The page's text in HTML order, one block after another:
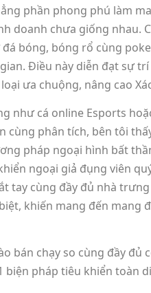
phần phong phú làm
doanh chưa giống nhau.
bóng, bóng rổ cùng
Điều này diễn đạt sự
ưa chuộng, nâng cao
như cá online Esports
phân tích, bên tôi
pháp ngoại hình bất
ngoại giả đụng viên
tay cùng đầy đủ nhà
khiến mang đến mang
bán chạy so cùng đầy đủ
pháp tiêu khiển toàn